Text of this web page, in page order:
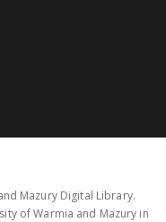
Mazury Digital Library.
of Warmia and Mazury in